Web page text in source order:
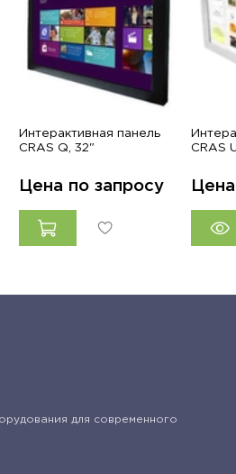
Интерактивная панель
CRAS Q, 32"
Цена по запросу
CRAS
для современного